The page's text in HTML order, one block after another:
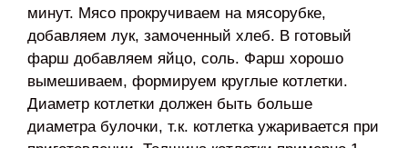
минут. Мясо прокручиваем на мясорубке,
добавляем лук, замоченный хлеб. В готовый
фарш добавляем яйцо, соль. Фарш хорошо
вымешиваем, формируем круглые котлетки.
Диаметр котлетки должен быть больше
диаметра булочки, т.к. котлетка ужаривается при